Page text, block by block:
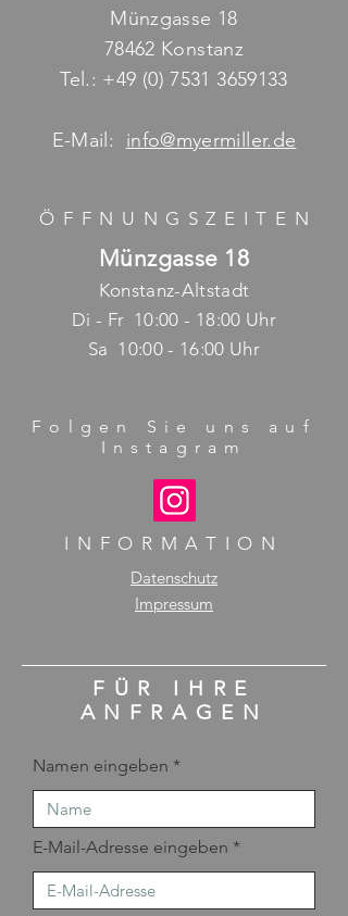
Münzgasse 18
78462 Konstanz
Tel.: +49 (0) 7531 3659133
E-Mail: info@myermiller.de
ÖFFNUNGSZEITE N
Münzgasse 18
Konstanz-Altstadt
Di - Fr 10:00 - 18:00 Uhr
Sa 10:00 - 16:00 Uhr
Folgen Sie uns auf
Instagram
INFORMATION
Datenschutz
Impressum
FÜR IHRE
ANFRAGEN
Namen eingeben
E-Mail-Adresse eingeben